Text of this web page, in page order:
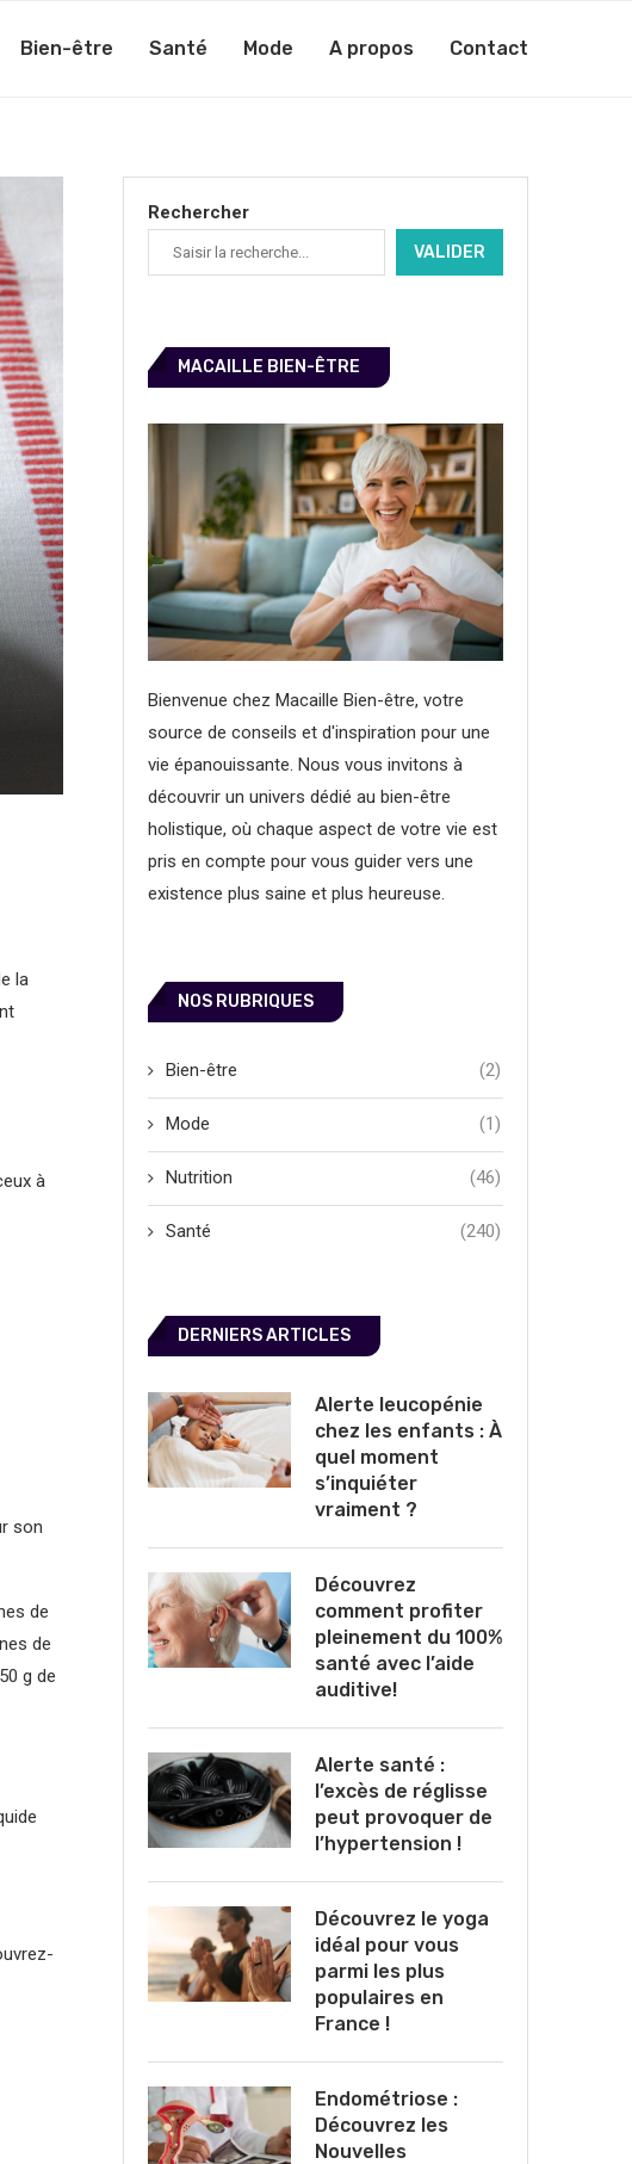
Bien-être Santé Mode A propos Contact
la
à
son
de
de
g de
Rechercher
VALIDER
MACAILLE BIEN-ÊTRE
Bienvenue chez Macaille Bien-être, votre
source de conseils et d'inspiration pour une
vie épanouissante. Nous vous invitons à
découvrir un univers dédié au bien-être
holistique, où chaque aspect de votre vie est
pris en compte pour vous guider vers une
existence plus saine et plus heureuse.
NOS RUBRIQUES
Bien-être (2)
Mode (1)
Nutrition (46)
Santé (240)
DERNIERS ARTICLES
Alerte leucopénie
chez les enfants : À
quel moment
s’inquiéter
vraiment ?
Découvrez
comment profiter
pleinement du 100%
santé avec l’aide
auditive!
Alerte santé :
l’excès de réglisse
peut provoquer de
l’hypertension !
Découvrez le yoga
idéal pour vous
parmi les plus
populaires en
France !
Endométriose :
Découvrez les
Nouvelles